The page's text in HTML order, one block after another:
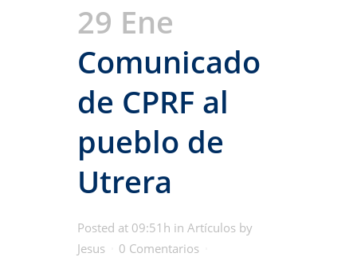
29 Ene
Comunicado
de CPRF al
pueblo de
Utrera
Posted at 09:51h in Artículos by
Jesus
0 Comentarios